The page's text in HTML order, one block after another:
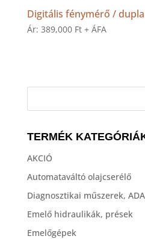
Digitális fénymérő /
Ár: 389,000 Ft + ÁFA
TERMÉK
AKCIÓ
Automataváltó olajcserélő
Diagnosztikai műszerek,
Emelő hidraulikák, prések
Emelőgépek